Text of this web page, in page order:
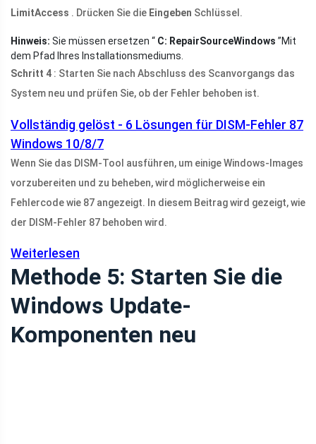
LimitAccess . Drücken Sie die Eingeben Schlüssel.
Hinweis: Sie müssen ersetzen “ C: RepairSourceWindows ”Mit
dem Pfad Ihres Installationsmediums.
Schritt 4 : Starten Sie nach Abschluss des Scanvorgangs das
System neu und prüfen Sie, ob der Fehler behoben ist.
Vollständig gelöst - 6 Lösungen für DISM-Fehler 87
Windows 10/8/7
Wenn Sie das DISM-Tool ausführen, um einige Windows-Images
vorzubereiten und zu beheben, wird möglicherweise ein
Fehlercode wie 87 angezeigt. In diesem Beitrag wird gezeigt, wie
der DISM-Fehler 87 behoben wird.
Weiterlesen
Methode 5: Starten Sie die
Windows Update-
Komponenten neu